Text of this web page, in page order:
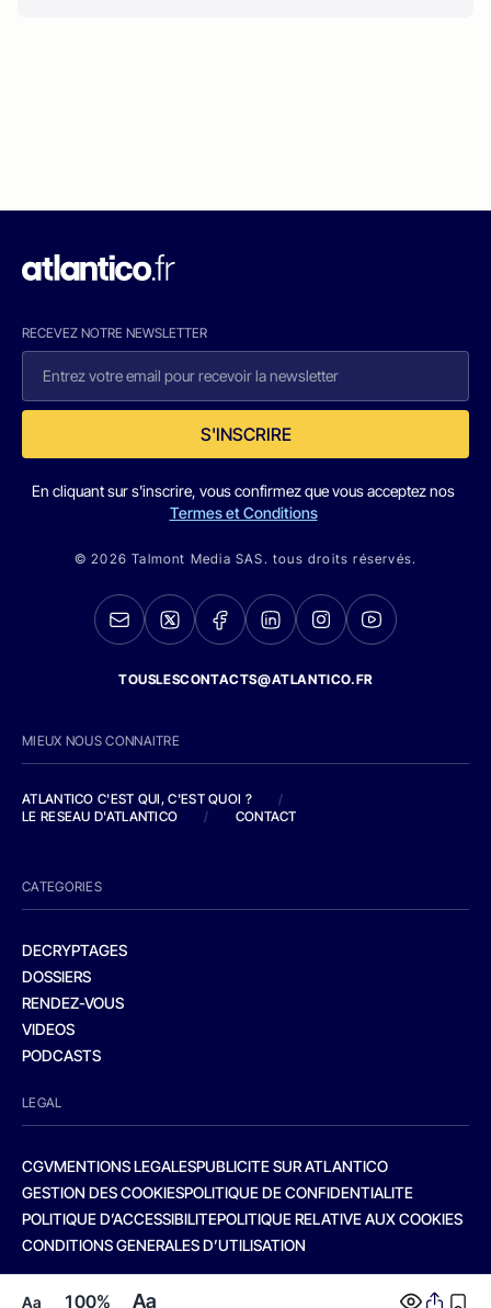
Aa 100% Aa
RECEVEZ NOTRE NEWSLETTER
S'INSCRIRE
En cliquant sur s'inscrire, vous confirmez que vous acceptez nos
Termes et Conditions
© 2026 Talmont Media SAS. tous droits réservés.
TOUSLESCONTACTS@ATLANTICO.FR
MIEUX NOUS CONNAITRE
ATLANTICO C'EST QUI, C'EST QUOI ?
/
LE RESEAU D'ATLANTICO
/ CONTACT
CATEGORIES
DECRYPTAGES
DOSSIERS
RENDEZ-VOUS
VIDEOS
PODCASTS
LEGAL
CGVMENTIONS LEGALESPUBLICITE SUR ATLANTICO
GESTION DES COOKIESPOLITIQUE DE CONFIDENTIALITE
POLITIQUE D’ACCESSIBILITEPOLITIQUE RELATIVE AUX COOKIES
CONDITIONS GENERALES D’UTILISATION